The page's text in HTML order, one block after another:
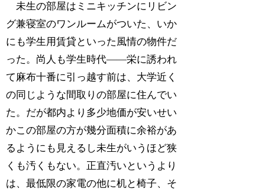
未生の部屋はミニキッチンにリビン
グ兼寝室のワンルームがついた、いか
にも学生用賃貸といった風情の物件だ
った。尚人も学生時代――栄に誘われ
て麻布十番に引っ越す前は、大学近く
の同じような間取りの部屋に住んでい
た。だが都内より多少地価が安いせい
かこの部屋の方が幾分面積に余裕があ
るようにも見えるし未生がいうほど狭
くも汚くもない。正直汚いというより
は、最低限の家電の他に机と椅子、そ